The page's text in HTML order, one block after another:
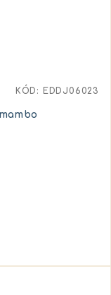
KÓD: EDDJ06023